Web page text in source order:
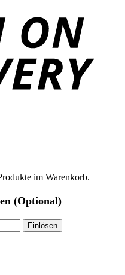
im Warenkorb.
(Optional)